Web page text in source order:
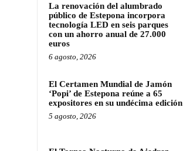
La renovación del alumbrado
público de Estepona incorpora
tecnología LED en seis parques
con un ahorro anual de 27.000
euros
6 agosto, 2026
El Certamen Mundial de Jamón
‘Popi’ de Estepona reúne a 65
expositores en su undécima edición
5 agosto, 2026